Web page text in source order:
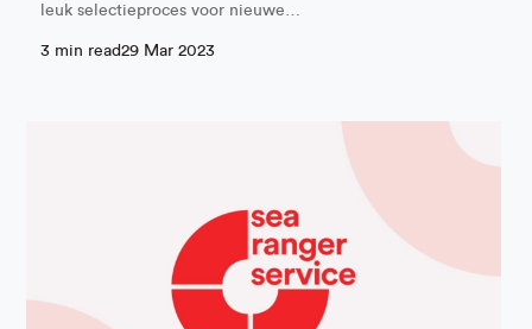
leuk selectieproces voor nieuwe…
3 min read29 Mar 2023